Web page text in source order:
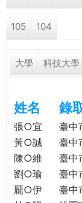
學
格。
a
r
e
e
r
e
105 104
大學 科技大學
姓名 錄
張○宜
臺中
黃○誠
臺中
陳○維
臺中
劉○瑜
臺中
龎○伊
臺中